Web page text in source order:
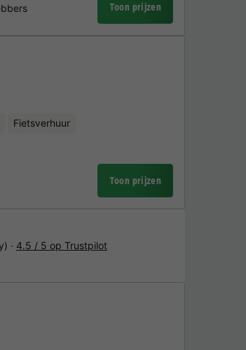
Toon prijzen
Fietsverhuur
Toon prijzen
· 4.5 / 5 op Trustpilot